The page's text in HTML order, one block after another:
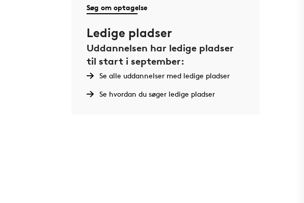
Søg om optagelse
Ledige pladser
Uddannelsen har ledige pladser
til start i september:
Se alle uddannelser med ledige pladser
Se hvordan du søger ledige pladser